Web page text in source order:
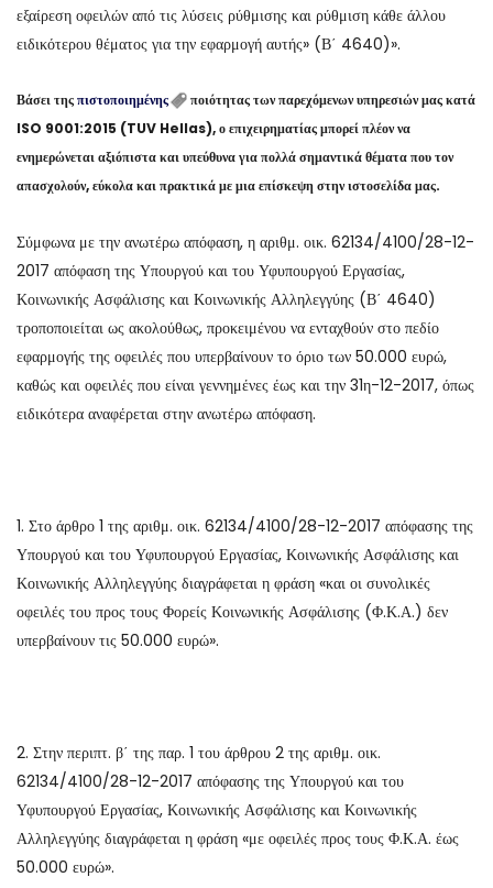
εξαίρεση οφειλών από τις λύσεις ρύθμισης και ρύθμιση κάθε άλλου
ειδικότερου θέματος για την εφαρμογή αυτής» (Β΄ 4640)».
Βάσει τηςπιστοποιημένης
ποιότητας των παρεχόμενων υπηρεσιών μας κατά
ISO 9001:2015 (TUV Hellas), ο επιχειρηματίας μπορεί πλέον να
ενημερώνεται αξιόπιστα και υπεύθυνα για πολλά σημαντικά θέματα που τον
απασχολούν, εύκολα και πρακτικά με μια επίσκεψη στην ιστοσελίδα μας.
Σύμφωνα με την ανωτέρω απόφαση, η αριθμ. οικ. 62134/4100/28-12-
2017 απόφαση της Υπουργού και του Υφυπουργού Εργασίας,
Κοινωνικής Ασφάλισης και Κοινωνικής Αλληλεγγύης (Β΄ 4640)
τροποποιείται ως ακολούθως, προκειμένου να ενταχθούν στο πεδίο
εφαρμογής της οφειλές που υπερβαίνουν το όριο των 50.000 ευρώ,
καθώς και οφειλές που είναι γεννημένες έως και την 31η-12-2017, όπως
ειδικότερα αναφέρεται στην ανωτέρω απόφαση.
1. Στο άρθρο 1 της αριθμ. οικ. 62134/4100/28-12-2017 απόφασης της
Υπουργού και του Υφυπουργού Εργασίας, Κοινωνικής Ασφάλισης και
Κοινωνικής Αλληλεγγύης διαγράφεται η φράση «και οι συνολικές
οφειλές του προς τους Φορείς Κοινωνικής Ασφάλισης (Φ.Κ.Α.) δεν
υπερβαίνουν τις 50.000 ευρώ».
2. Στην περιπτ. β΄ της παρ. 1 του άρθρου 2 της αριθμ. οικ.
62134/4100/28-12-2017 απόφασης της Υπουργού και του
Υφυπουργού Εργασίας, Κοινωνικής Ασφάλισης και Κοινωνικής
Αλληλεγγύης διαγράφεται η φράση «με οφειλές προς τους Φ.Κ.Α. έως
50.000 ευρώ».